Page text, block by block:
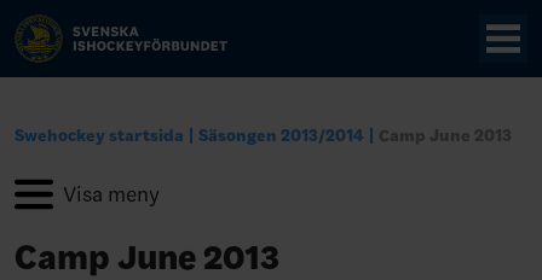
Swehockey startsida Säsongen 2013/2014 Camp June 2013
Camp June 2013